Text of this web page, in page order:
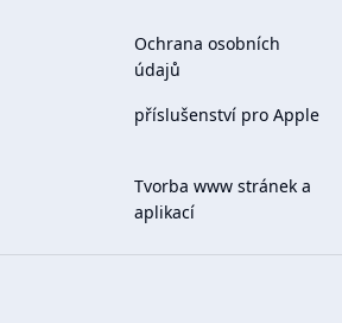
Ochrana osobních
údajů
příslušenství pro Apple
Tvorba www stránek a
aplikací